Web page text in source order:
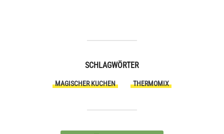
SCHLAGWÖRTER
MAGISCHER KUCHEN THERMOMIX